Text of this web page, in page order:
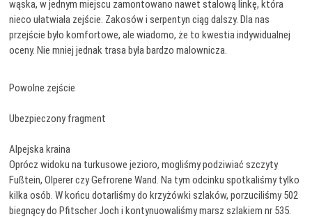
wąska, w jednym miejscu zamontowano nawet stalową linkę, która
nieco ułatwiała zejście. Zakosów i serpentyn ciąg dalszy. Dla nas
przejście było komfortowe, ale wiadomo, że to kwestia indywidualnej
oceny. Nie mniej jednak trasa była bardzo malownicza.
Powolne zejście
Ubezpieczony fragment
Alpejska kraina
Oprócz widoku na turkusowe jezioro, mogliśmy podziwiać szczyty
Fußtein, Olperer czy Gefrorene Wand. Na tym odcinku spotkaliśmy tylko
kilka osób. W końcu dotarliśmy do krzyżówki szlaków, porzuciliśmy 502
biegnący do Pfitscher Joch i kontynuowaliśmy marsz szlakiem nr 535.